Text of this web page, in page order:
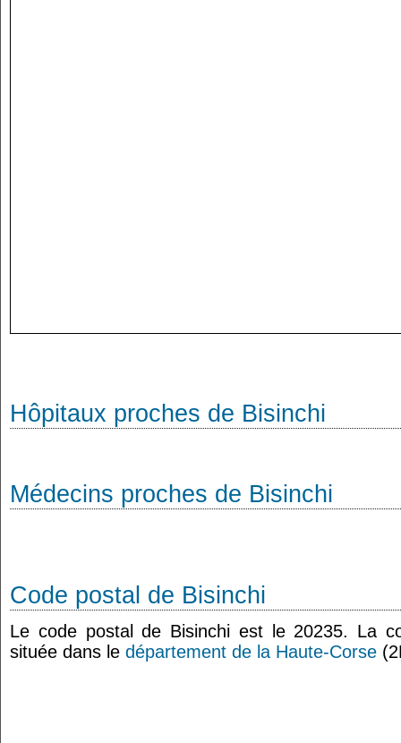
Hôpitaux proches de Bisinchi
Médecins proches de Bisinchi
Code postal de Bisinchi
Le code postal de Bisinchi est le 20235. La
située dans le département de la Haute-Corse